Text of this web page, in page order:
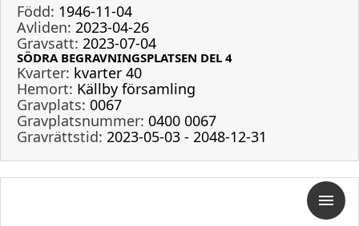
Född: 1946-11-04
Avliden: 2023-04-26
Gravsatt: 2023-07-04
SÖDRA BEGRAVNINGSPLATSEN DEL 4
Kvarter: kvarter 40
Hemort: Källby församling
Gravplats: 0067
Gravplatsnummer: 0400 0067
Gravrättstid: 2023-05-03 - 2048-12-31